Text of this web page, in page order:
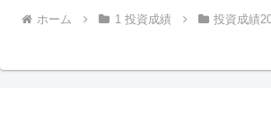
ホーム 1 投資成績 投資成績